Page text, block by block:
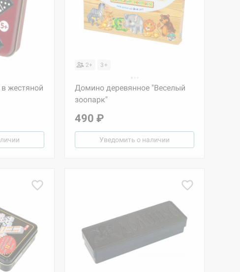
жестяной
2+ 3+
Домино деревянное "Веселый
зоопарк"
490 ₽
Уведомить о наличии